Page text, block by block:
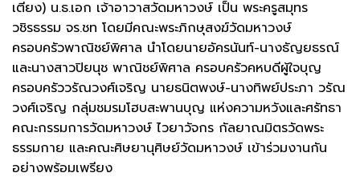
เตียง) น.ธ.เอก เจ้าอาวาสวัดมหาวงษ์ เป็น พระครูสมุทร
วชิรธรรม จร.ชท โดยมีคณะพระภิกษุสงฆ์วัดมหาวงษ์
ครอบครัวพาณิชย์พิศาล นำโดยนายอัครนันท์-นางธัญยธรณ์
และนางสาวปิยนุช พาณิชย์พิศาล ครอบครัวคหบดีผู้ใจบุญ
ครอบครัววรัณวงศ์เจริญ นายธนิตพงษ์-นางทิพย์ประภา วรัณ
วงศ์เจริญ กลุ่มชมรมโฮบสะพานบุญ แห่งความหวังและศรัทธา
คณะกรรมการวัดมหาวงษ์ ไวยาวัจกร กัลยาณมิตรวัดพระ
ธรรมกาย และคณะศิษยานุศิษย์วัดมหาวงษ์ เข้าร่วมงานกัน
อย่างพร้อมเพรียง